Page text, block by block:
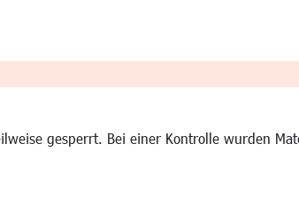
gesperrt. Bei einer Kontrolle wurden